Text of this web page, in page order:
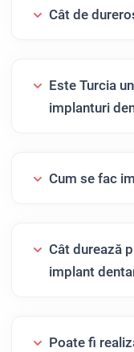
Cât de
Este Turcia
implanturi
Cum se fac
Cât durează
implant
Poate fi